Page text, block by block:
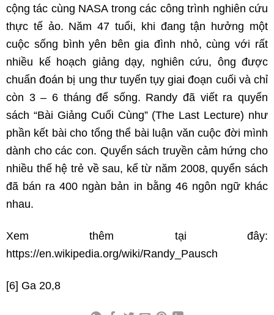
cộng tác cùng NASA trong các công trình nghiên cứu
thực tế ảo. Năm 47 tuổi, khi đang tận hưởng một
cuộc sống bình yên bên gia đình nhỏ, cùng với rất
nhiều kế hoạch giảng dạy, nghiên cứu, ông được
chuẩn đoán bị ung thư tuyến tụy giai đoạn cuối và chỉ
còn 3 – 6 tháng để sống. Randy đã viết ra quyển
sách “Bài Giảng Cuối Cùng” (The Last Lecture) như
phần kết bài cho tổng thể bài luận văn cuộc đời mình
dành cho các con. Quyển sách truyền cảm hứng cho
nhiều thế hệ trẻ về sau, kể từ năm 2008, quyển sách
đã bán ra 400 ngàn bản in bằng 46 ngôn ngữ khác
nhau.
Xem thêm tại đây:
https://en.wikipedia.org/wiki/Randy_Pausch
[6] Ga 20,8